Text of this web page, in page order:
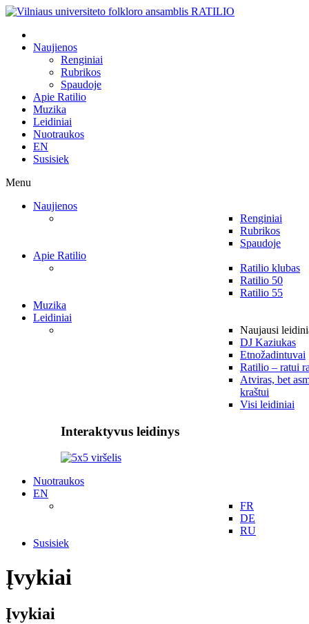
Naujienos
Renginiai
Rubrikos
Spaudoje
Apie Ratilio
Muzika
Leidiniai
Nuotraukos
EN
Susisiek
Menu
Naujienos
Renginiai
Rubrikos
Spaudoje
Apie Ratilio
Ratilio klubas
Ratilio 50
Ratilio 55
Muzika
Leidiniai
Naujausi
DJ Kaziukas
Etnožadintuvai
Ratilio – ratui
Atviras, bet
kraštui
Visi leidiniai
Interaktyvus leidinys
Nuotraukos
EN
FR
DE
RU
Susisiek
Įvykiai
Įvykiai